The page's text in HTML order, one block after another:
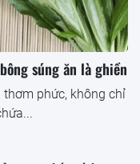
súng ăn là ghiền
phức, không chỉ